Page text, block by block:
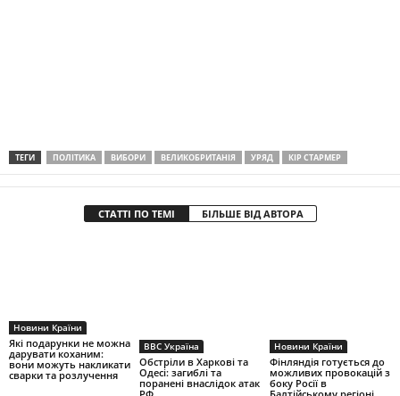
ТЕГИ ПОЛІТИКА ВИБОРИ ВЕЛИКОБРИТАНІЯ УРЯД КІР СТАРМЕР
СТАТТІ ПО ТЕМІ БІЛЬШЕ ВІД АВТОРА
Новини Країни
Які подарунки не можна
дарувати коханим:
вони можуть накликати
сварки та розлучення
BBC Україна
Обстріли в Харкові та
Одесі: загиблі та
поранені внаслідок атак
Новини Країни
Фінляндія готується до
можливих провокацій з
боку Росії в